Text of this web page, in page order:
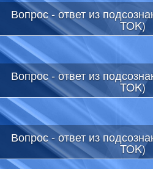
Вопрос - ответ из
TOK)
Вопрос - ответ из
TOK)
Вопрос - ответ из
TOK)